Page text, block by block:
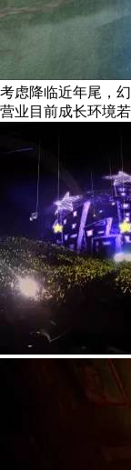
考虑降临近年尾，
营业目前成长环境